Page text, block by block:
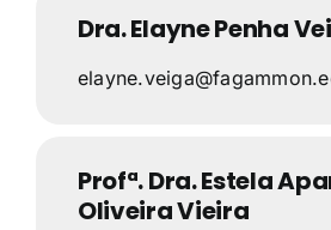
Dra. Elayne Penha
Profª. Dra. Estela
Oliveira Vieira